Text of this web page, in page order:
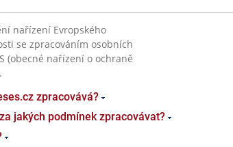
nařízení Evropského
se zpracováním osobních
(obecné nařízení o ochraně
zpracovává?
jakých podmínek zpracovávat?